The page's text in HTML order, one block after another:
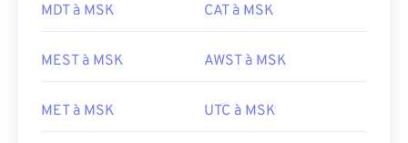
MDT à MSK CAT à MSK
MEST à MSK AWST à MSK
MET à MSK UTC à MSK